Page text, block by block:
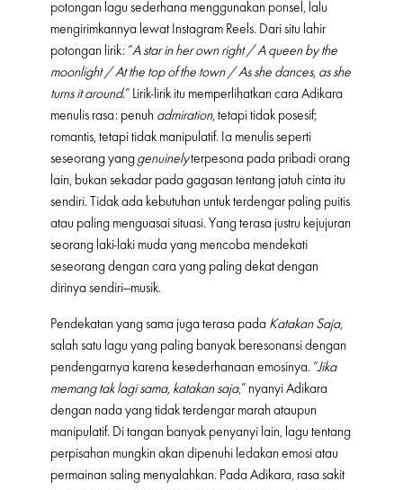
potongan lagu sederhana menggunakan ponsel, lalu
mengirimkannya lewat Instagram Reels. Dari situ lahir
potongan lirik: “A star in her own right / A queen by the
moonlight / At the top of the town / As she dances, as she
turns it around.” Lirik-lirik itu memperlihatkan cara Adikara
menulis rasa: penuh admiration, tetapi tidak posesif;
romantis, tetapi tidak manipulatif. Ia menulis seperti
seseorang yanggenuinelyterpesona pada pribadi orang
lain, bukan sekadar pada gagasan tentang jatuh cinta itu
sendiri. Tidak ada kebutuhan untuk terdengar paling puitis
atau paling menguasai situasi. Yang terasa justru kejujuran
seorang laki-laki muda yang mencoba mendekati
seseorang dengan cara yang paling dekat dengan
dirinya sendiri—musik.
Pendekatan yang sama juga terasa pada Katakan Saja,
salah satu lagu yang paling banyak beresonansi dengan
pendengarnya karena kesederhanaan emosinya. “Jika
memang tak lagi sama, katakan saja,” nyanyi Adikara
dengan nada yang tidak terdengar marah ataupun
manipulatif. Di tangan banyak penyanyi lain, lagu tentang
perpisahan mungkin akan dipenuhi ledakan emosi atau
permainan saling menyalahkan. Pada Adikara, rasa sakit